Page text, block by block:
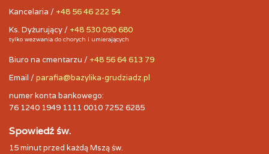
Kancelaria / +48 56 46 222 54
Ks. Dyżurujący / +48 530 090 680
tylko wezwania do chorych i umierających
Biuro na cmentarzu / +48 56 64 613 79
Email /parafia@bazylika-grudziadz.pl
numer konta bankowego:
76 1240 1949 1111 0010 7252 6285
Spowiedź św.
15 minut przed każdą Mszą św.